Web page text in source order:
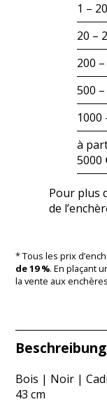
1 –
20 –
200
500
1000
à
5000
Pour plus
de
* Tous les prix
de 19 %. En plaçant
la vente aux
Beschreibung
Bois | Noir |
43 cm